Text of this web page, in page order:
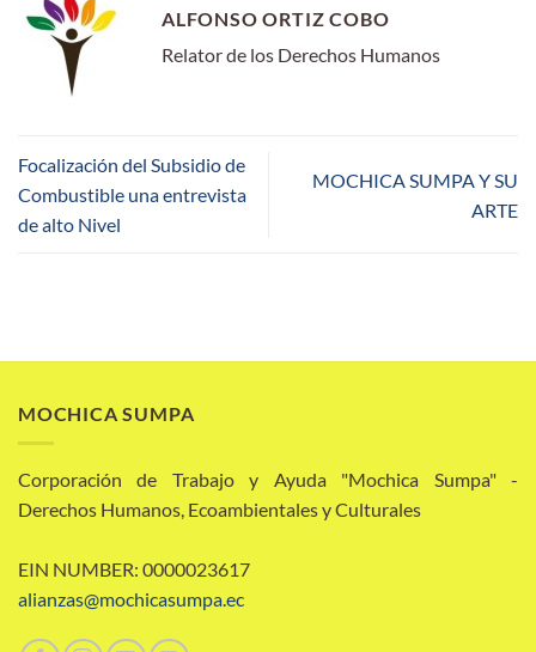
ALFONSO ORTIZ COBO
Relator de los Derechos Humanos
Focalización del Subsidio de
Combustible una entrevista
de alto Nivel
MOCHICA SUMPA Y SU
ARTE
MOCHICA SUMPA
Corporación de Trabajo y Ayuda "Mochica Sumpa" -
Derechos Humanos, Ecoambientales y Culturales
EIN NUMBER: 0000023617
alianzas@mochicasumpa.ec